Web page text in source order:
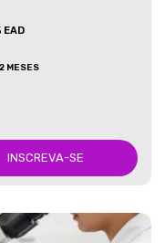
EAD
MESES
INSCREVA-SE